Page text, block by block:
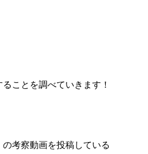
ことを調べていきます！
考察動画を投稿している